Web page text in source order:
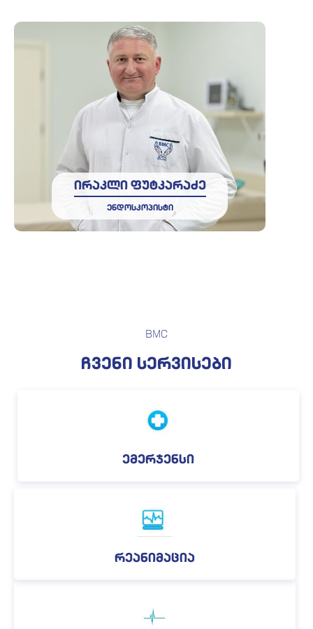
ირაკლი ფუტკარაძე
ენდოსკოპისტი
BMC
ჩვენი სერვისები
ემერჯენსი
რეანიმაცია